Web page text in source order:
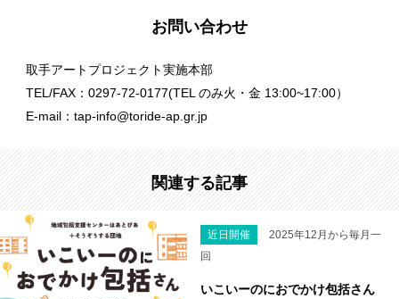
お問い合わせ
取手アートプロジェクト実施本部
TEL/FAX：0297-72-0177(TEL のみ火・金 13:00~17:00）
E-mail：tap-info@toride-ap.gr.jp
関連する記事
近日開催
2025年12月から毎月一
回
いこいーのにおでかけ包括さん